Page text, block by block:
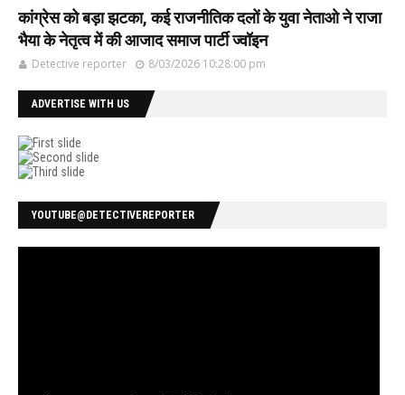
कांग्रेस को बड़ा झटका, कई राजनीतिक दलों के युवा नेताओ ने राजा
भैया के नेतृत्व में की आजाद समाज पार्टी ज्वॉइन
Detective reporter 8/03/2026 10:28:00 pm
ADVERTISE WITH US
YOUTUBE@DETECTIVEREPORTER